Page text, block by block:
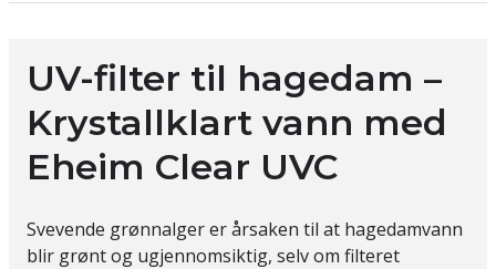
UV-filter til hagedam –
Krystallklart vann med
Eheim Clear UVC
Svevende grønnalger er årsaken til at hagedamvann
blir grønt og ugjennomsiktig, selv om filteret